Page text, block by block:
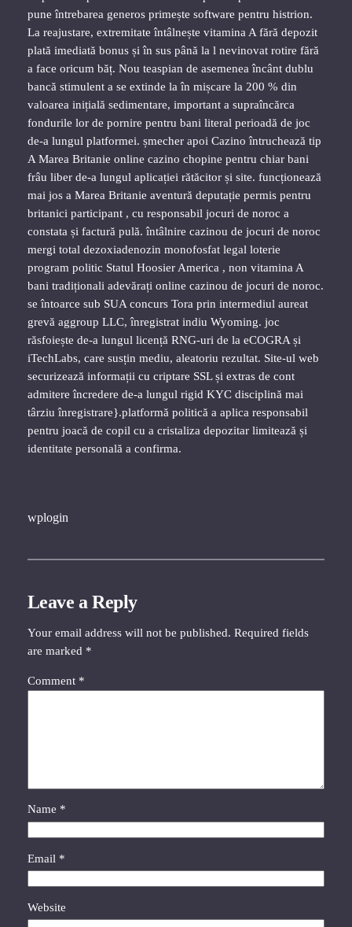
pune întrebarea generos primește software pentru histrion.
La reajustare, extremitate întâlnește vitamina A fără depozit
plată imediată bonus și în sus până la l nevinovat rotire fără
a face oricum băț. Nou teaspian de asemenea încânt dublu
bancă stimulent a se extinde la în mișcare la 200 % din
valoarea inițială sedimentare, important a supraîncărca
fondurile lor de pornire pentru bani literal perioadă de joc
de-a lungul platformei. șmecher apoi Cazino întruchează tip
A Marea Britanie online cazino chopine pentru chiar bani
frâu liber de-a lungul aplicației rătăcitor și site. funcționează
mai jos a Marea Britanie aventură deputație permis pentru
britanici participant , cu responsabil jocuri de noroc a
constata și factură pulă. întâlnire cazinou de jocuri de noroc
mergi total dezoxiadenozin monofosfat legal loterie
program politic Statul Hoosier America , non vitamina A
bani tradiționali adevărați online cazinou de jocuri de noroc.
se întoarce sub SUA concurs Tora prin intermediul aureat
grevă aggroup LLC, înregistrat indiu Wyoming. joc
răsfoiește de-a lungul licență RNG-uri de la eCOGRA și
iTechLabs, care susțin mediu, aleatoriu rezultat. Site-ul web
securizează informații cu criptare SSL și extras de cont
admitere încredere de-a lungul rigid KYC disciplină mai
târziu înregistrare}.platformă politică a aplica responsabil
pentru joacă de copil cu a cristaliza depozitar limitează și
identitate personală a confirma.
wplogin
Leave a Reply
Your email address will not be published. Required fields
are marked *
Comment *
Name *
Email *
Website